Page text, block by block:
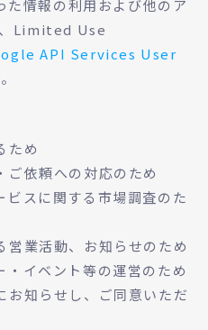
情報の利用および他のア
、Limited Use
API Services User
ため
依頼への対応のため
スに関する市場調査のた
業活動、お知らせのため
イベント等の運営のため
知らせし、ご同意いただ